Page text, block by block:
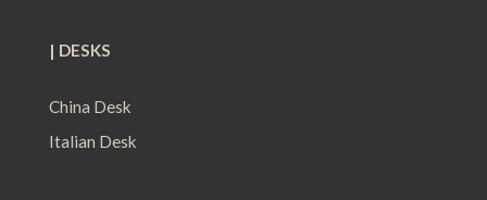
| DESKS
China Desk
Italian Desk